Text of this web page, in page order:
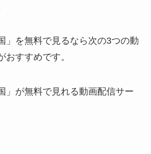
」を無料で見るなら次の3つの動
おすすめです。
」が無料で見れる動画配信サー